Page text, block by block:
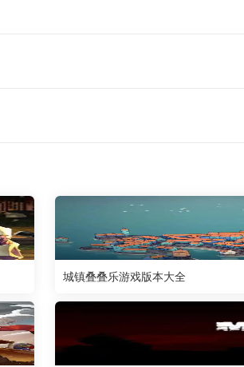
城镇叠叠乐游戏版本大全